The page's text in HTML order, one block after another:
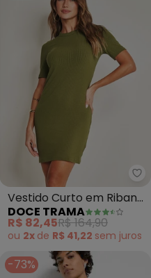
- Vestido (Verde
Vestido Curto em Ribana
com Caimento Slim
(Verde)
DOCE TRAMA
R$ 82,45R$ 164,90
ou 2x de R$ 41,22 sem juros
-73%